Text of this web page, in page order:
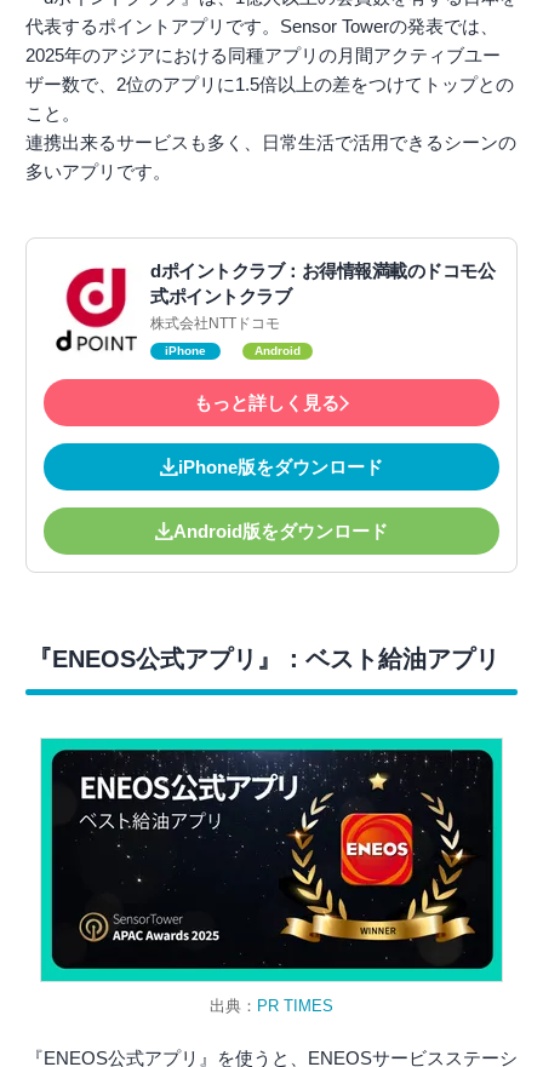
代表するポイントアプリです。Sensor Towerの発表では、
2025年のアジアにおける同種アプリの月間アクティブユー
ザー数で、2位のアプリに1.5倍以上の差をつけてトップとの
こと。
連携出来るサービスも多く、日常生活で活用できるシーンの
多いアプリです。
dポイントクラブ：お得情報満載のドコモ公
式ポイントクラブ
株式会社NTTドコモ
iPhone Android
もっと詳しく見る
iPhone版をダウンロード
Android版をダウンロード
『ENEOS公式アプリ』：ベスト給油アプリ
出典： PR TIMES
『ENEOS公式アプリ』を使うと、ENEOSサービスステーシ